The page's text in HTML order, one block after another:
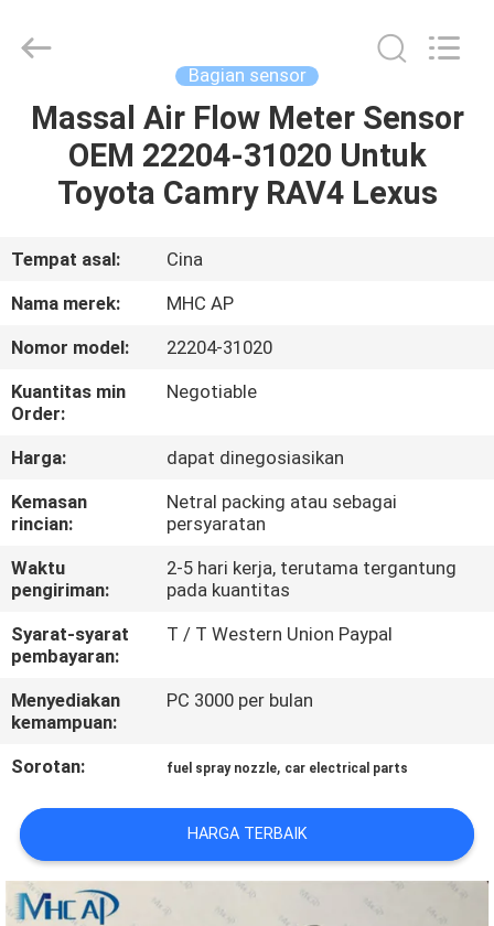
RUMAH
PRODUK
TENTANG
KAMI
TUR
PABRIK
KONTROL
KUALITAS
HUBUNGI
KAMI
PERMINTAAN
PENAWARAN
PRIVACY
POLICY
Parts
Limited.
Reserved.
Bagian sensor
Massal Air Flow Meter Sensor
OEM 22204-31020 Untuk
Toyota Camry RAV4 Lexus
Tempat asal:
Cina
Nama merek:
MHC AP
Nomor model:
22204-31020
Kuantitas min
Order:
Negotiable
Harga:
dapat dinegosiasikan
Kemasan
rincian:
Netral packing atau sebagai
persyaratan
Waktu
pengiriman:
2-5 hari kerja, terutama tergantung
pada kuantitas
Syarat-syarat
pembayaran:
T / T Western Union Paypal
Menyediakan
kemampuan:
PC 3000 per bulan
Sorotan: fuel spray nozzle, car electrical parts
HARGA TERBAIK